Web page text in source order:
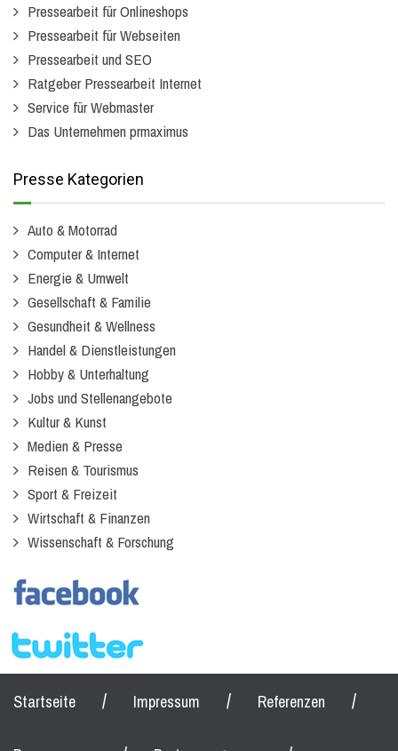
Pressearbeit für Onlineshops
Pressearbeit für Webseiten
Pressearbeit und SEO
Ratgeber Pressearbeit Internet
Service für Webmaster
Das Unternehmen prmaximus
Presse Kategorien
Auto & Motorrad
Computer & Internet
Energie & Umwelt
Gesellschaft & Familie
Gesundheit & Wellness
Handel & Dienstleistungen
Hobby & Unterhaltung
Jobs und Stellenangebote
Kultur & Kunst
Medien & Presse
Reisen & Tourismus
Sport & Freizeit
Wirtschaft & Finanzen
Wissenschaft & Forschung
Startseite / Impressum / Referenzen /